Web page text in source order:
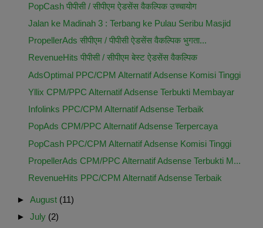
PopCash पीपीसी / सीपीएम ऐडसेंस वैकल्पिक उच्चायोग
Jalan ke Madinah 3 : Terbang ke Pulau Seribu Masjid
PropellerAds सीपीएम / पीपीसी ऐडसेंस वैकल्पिक भुगता...
RevenueHits पीपीसी / सीपीएम बेस्ट ऐडसेंस वैकल्पिक
AdsOptimal PPC/CPM Alternatif Adsense Komisi Tinggi
Yllix CPM/PPC Alternatif Adsense Terbukti Membayar
Infolinks PPC/CPM Alternatif Adsense Terbaik
PopAds CPM/PPC Alternatif Adsense Terpercaya
PopCash PPC/CPM Alternatif Adsense Komisi Tinggi
PropellerAds CPM/PPC Alternatif Adsense Terbukti M...
RevenueHits PPC/CPM Alternatif Adsense Terbaik
► August (11)
► July (2)